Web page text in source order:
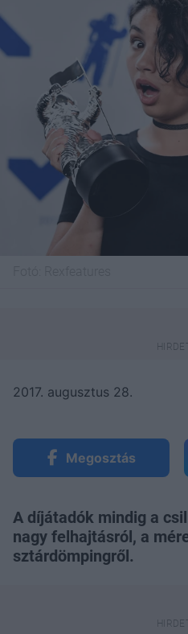
2017. augusztus 28.
Megosztás
A díjátadók mindig a
nagy felhajtásról, a
sztárdömpingről.